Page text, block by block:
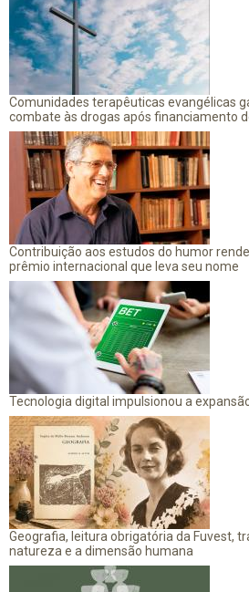
Comunidades terapêuticas evangélicas
combate às drogas após financiamento
Contribuição aos estudos do humor
prêmio internacional que leva seu nome
Tecnologia digital impulsionou a
Geografia, leitura obrigatória da Fuvest,
natureza e a dimensão humana